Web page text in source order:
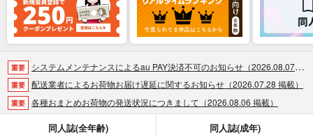
重要 システムメンテナンスによるau PAY決済不可のお知らせ（2026.08.07 掲載）
重要 配送業者によるお荷物お届け遅延に関するお知らせ（2026.07.28 掲載）
重要 各種おまとめお荷物の発送状況につきまして（2026.08.06 掲載）
同人誌(全年齢) 同人誌(成年)